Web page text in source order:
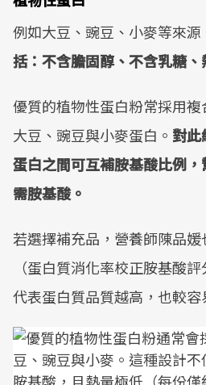
例如大豆、豌豆、小麥等來源
括：不含膽固醇、不含乳糖、
優質的植物性蛋白粉常採用
大豆、豌豆與小麥蛋白。 對此
蛋白之間可互補胺基酸比例
需胺基酸。
若選擇補充品，營養師陳品媛
（蛋白質消化率校正胺基酸
代表蛋白質品質越高，也較容